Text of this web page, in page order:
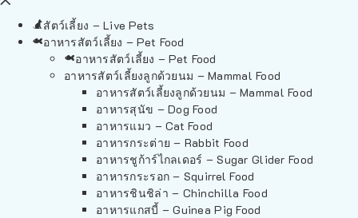
สัตว์เลี้ยง – Live Pets
อาหารสัตว์เลี้ยง – Pet Food
อาหารสัตว์เลี้ยง – Pet Food
อาหารสัตว์เลี้ยงลูกด้วยนม – Mammal Food
อาหารสัตว์เลี้ยงลูกด้วยนม – Mammal Food
อาหารสุนัข – Dog Food
อาหารแมว – Cat Food
อาหารกระต่าย – Rabbit Food
อาหารชูก้าร์ไกลเดอร์ – Sugar Glider Food
อาหารกระรอก – Squirrel Food
อาหารชินชิล่า – Chinchilla Food
อาหารแกสบี้ – Guinea Pig Food